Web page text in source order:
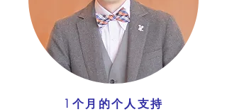
1个月的个人支持